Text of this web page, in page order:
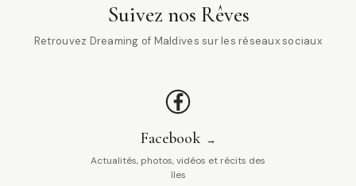
Suivez nos Rêves
Retrouvez Dreaming of Maldives sur les réseaux sociaux
Facebook
Actualités, photos, vidéos et récits des
îles